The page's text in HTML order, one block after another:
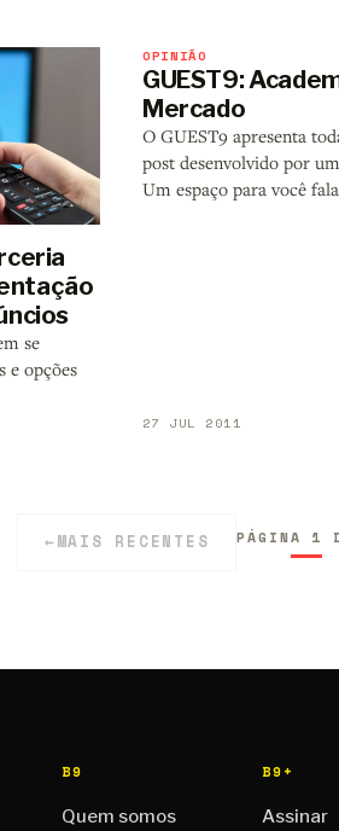
se
e opções
OPINIÃO
GUEST9:
Mercado
O GUEST9 apresenta
post desenvolvido por
Um espaço para você
27 JUL 2011
←MAIS RECENTES PÁGINA 1
B9
Quem somos
B9+
Assinar